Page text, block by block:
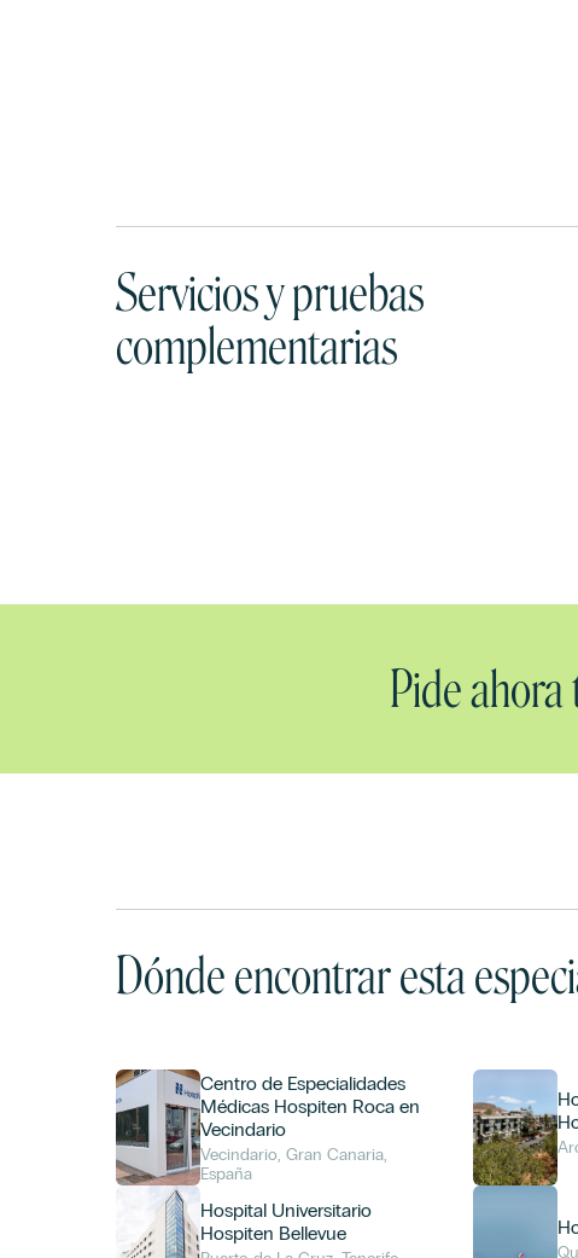
Servicios y pruebas
complementarias
Pide
Dónde encontrar esta
Centro de Especialidades
Médicas Hospiten Roca en
Vecindario
Vecindario, Gran Canaria,
España
Hospital Universitario
Hospiten Bellevue